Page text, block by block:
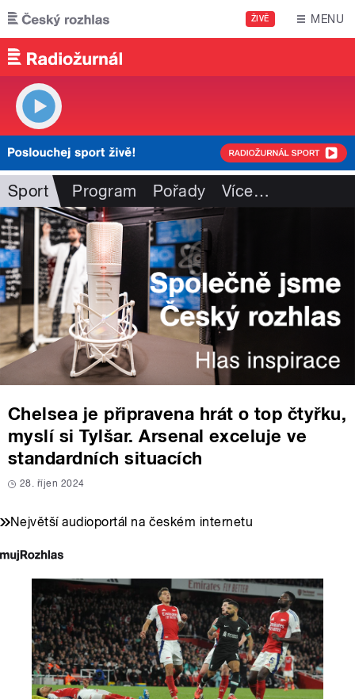
Přejít k hlavnímu obsahu
ŽIVĚ MENU
Sport Program Pořady Více…
Chelsea je připravena hrát o top čtyřku,
myslí si Tylšar. Arsenal exceluje ve
standardních situacích
28. říjen 2024
Největší audioportál na českém internetu